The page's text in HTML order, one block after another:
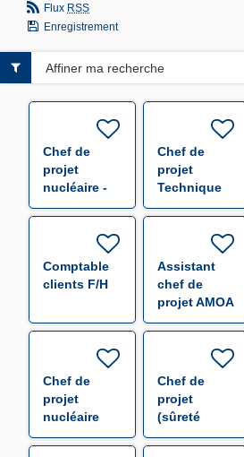
Flux RSS
Enregistrement
Chef de
projet
nucléaire -
f/h F/H
Chef de
projet
Technique
F/H
Comptable
clients F/H
Assistant
chef de
projet AMOA
(alternance)
Chef de
projet
nucléaire
F/H
Chef de
projet
(sûreté
électronique)
Affiner ma recherche